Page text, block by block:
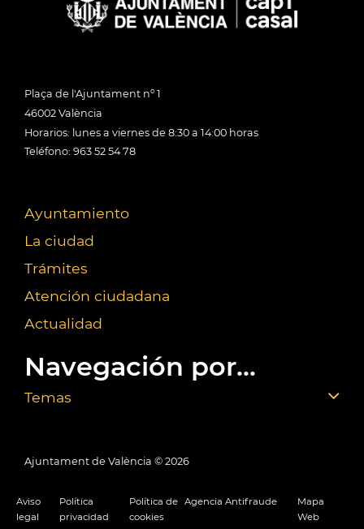
Plaça de l'Ajuntament nº 1
46002 València
Horarios: lunes a viernes de 8:30 a 14:00 horas
Teléfono: 963 52 54 78
Ayuntamiento
La ciudad
Trámites
Atención ciudadana
Actualidad
Navegación por...
Temas
Ajuntament de València © 2026
Aviso
legal
Política
privacidad
Política de
cookies
Agencia Antifraude
Mapa
Web